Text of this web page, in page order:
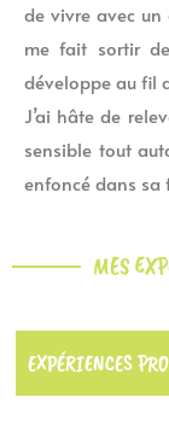
de vivre avec un
me fait sortir
développe au fil
J’ai hâte de
sensible tout
enfoncé dans sa
MES
EXPÉRIENCES